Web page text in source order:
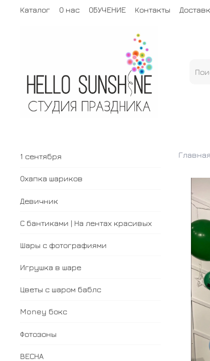
Каталог О нас ОБУЧЕНИЕ Контакты
Главная
1 сентября
Охапка шариков
Девичник
С бантиками | На лентах красивых
Шары с фотографиями
Игрушка в шаре
Цветы с шаром баблс
Money бокс
Фотозоны
ВЕСНА